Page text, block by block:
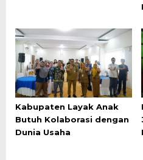
Kabupaten Layak Anak
Butuh Kolaborasi dengan
Dunia Usaha